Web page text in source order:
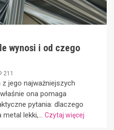
wynosi i od czego
211
jego najważniejszych
ona pomaga
pytania: dlaczego
lekki,... Czytaj więcej